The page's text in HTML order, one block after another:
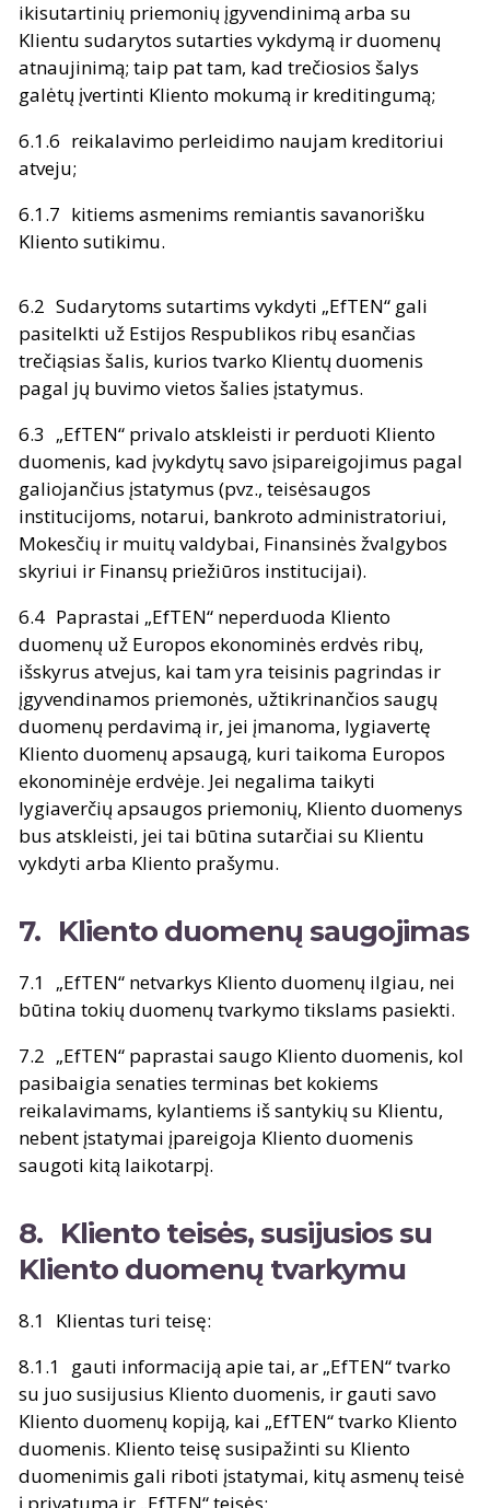
ikisutartinių priemonių įgyvendinimą arba su
Klientu sudarytos sutarties vykdymą ir duomenų
atnaujinimą; taip pat tam, kad trečiosios šalys
galėtų įvertinti Kliento mokumą ir kreditingumą;
reikalavimo perleidimo naujam kreditoriui
atveju;
kitiems asmenims remiantis savanorišku
Kliento sutikimu.
Sudarytoms sutartims vykdyti „EfTEN“ gali
pasitelkti už Estijos Respublikos ribų esančias
trečiąsias šalis, kurios tvarko Klientų duomenis
pagal jų buvimo vietos šalies įstatymus.
„EfTEN“ privalo atskleisti ir perduoti Kliento
duomenis, kad įvykdytų savo įsipareigojimus pagal
galiojančius įstatymus (pvz., teisėsaugos
institucijoms, notarui, bankroto administratoriui,
Mokesčių ir muitų valdybai, Finansinės žvalgybos
skyriui ir Finansų priežiūros institucijai).
Paprastai „EfTEN“ neperduoda Kliento
duomenų už Europos ekonominės erdvės ribų,
išskyrus atvejus, kai tam yra teisinis pagrindas ir
įgyvendinamos priemonės, užtikrinančios saugų
duomenų perdavimą ir, jei įmanoma, lygiavertę
Kliento duomenų apsaugą, kuri taikoma Europos
ekonominėje erdvėje. Jei negalima taikyti
lygiaverčių apsaugos priemonių, Kliento duomenys
bus atskleisti, jei tai būtina sutarčiai su Klientu
vykdyti arba Kliento prašymu.
Kliento duomenų saugojimas
„EfTEN“ netvarkys Kliento duomenų ilgiau, nei
būtina tokių duomenų tvarkymo tikslams pasiekti.
„EfTEN“ paprastai saugo Kliento duomenis, kol
pasibaigia senaties terminas bet kokiems
reikalavimams, kylantiems iš santykių su Klientu,
nebent įstatymai įpareigoja Kliento duomenis
saugoti kitą laikotarpį.
Kliento teisės, susijusios su
Kliento duomenų tvarkymu
Klientas turi teisę:
gauti informaciją apie tai, ar „EfTEN“ tvarko
su juo susijusius Kliento duomenis, ir gauti savo
Kliento duomenų kopiją, kai „EfTEN“ tvarko Kliento
duomenis. Kliento teisę susipažinti su Kliento
duomenimis gali riboti įstatymai, kitų asmenų teisė
į privatumą ir „EfTEN“ teisės;